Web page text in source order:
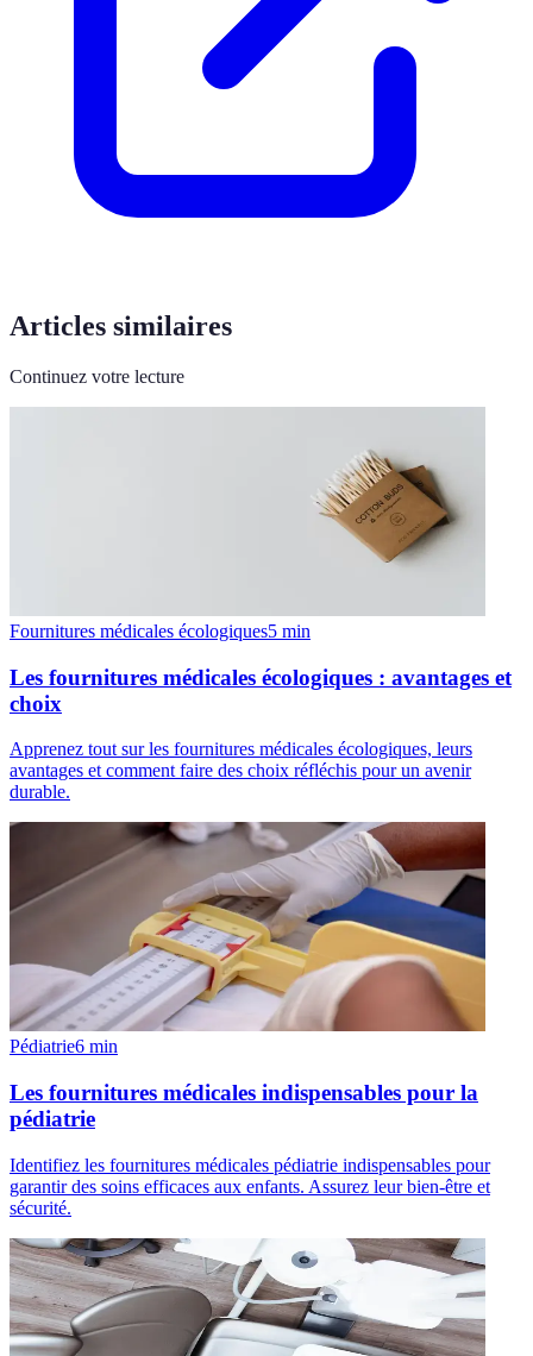
Articles similaires
Continuez votre lecture
Fournitures médicales écologiques5 min
Les fournitures médicales écologiques : avantages et
choix
Apprenez tout sur les fournitures médicales écologiques, leurs
avantages et comment faire des choix réfléchis pour un avenir
durable.
Pédiatrie6 min
Les fournitures médicales indispensables pour la
pédiatrie
Identifiez les fournitures médicales pédiatrie indispensables pour
garantir des soins efficaces aux enfants. Assurez leur bien-être et
sécurité.